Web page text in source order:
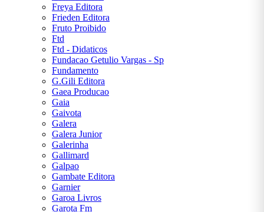
Freya Editora
Frieden Editora
Fruto Proibido
Ftd
Ftd - Didaticos
Fundacao Getulio Vargas - Sp
Fundamento
G.Gili Editora
Gaea Producao
Gaia
Gaivota
Galera
Galera Junior
Galerinha
Gallimard
Galpao
Gambate Editora
Garnier
Garoa Livros
Garota Fm